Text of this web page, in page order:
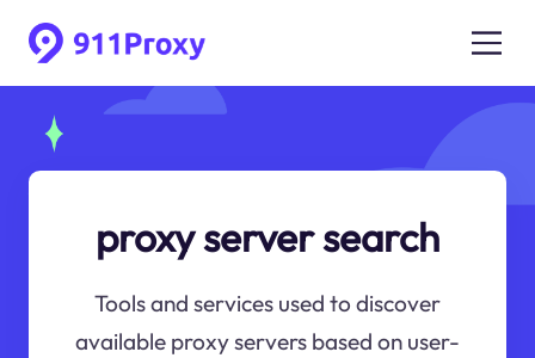
proxy server search
Tools and services used to discover
available proxy servers based on user-